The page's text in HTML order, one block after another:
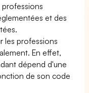
et des
les professions
En effet,
dépend d'une
de son code